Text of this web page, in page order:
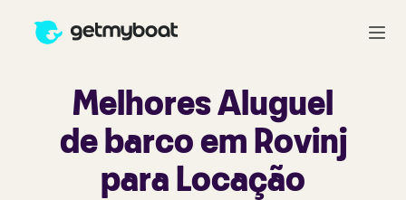
Melhores Aluguel
de barco em Rovinj
para Locação